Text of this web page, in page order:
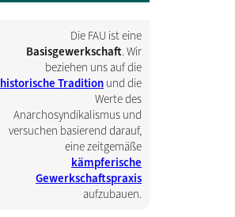
Die FAU ist eine
Basisgewerkschaft. Wir
beziehen uns auf die
historische Tradition und die
Werte des
Anarchosyndikalismus und
versuchen basierend darauf,
eine zeitgemäße
kämpferische
Gewerkschaftspraxis
aufzubauen.